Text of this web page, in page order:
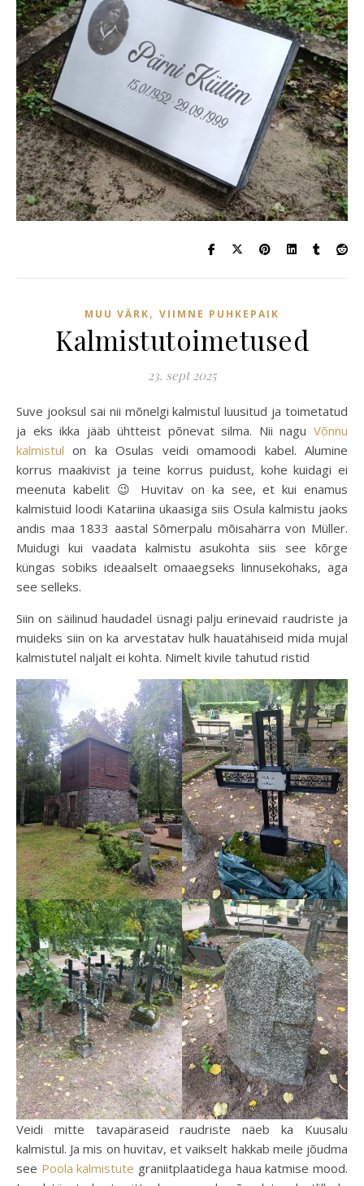
MUU VÄRK, VIIMNE PUHKEPAIK
Kalmistutoimetused
23. sept 2025
Suve jooksul sai nii mõnelgi kalmistul luusitud ja toimetatud
ja eks ikka jääb ühtteist põnevat silma. Nii nagu Võnnu
kalmistul on ka Osulas veidi omamoodi kabel. Alumine
korrus maakivist ja teine korrus puidust, kohe kuidagi ei
meenuta kabelit 😉 Huvitav on ka see, et kui enamus
kalmistuid loodi Katariina ukaasiga siis Osula kalmistu jaoks
andis maa 1833 aastal Sõmerpalu mõisahärra von Müller.
Muidugi kui vaadata kalmistu asukohta siis see kõrge
küngas sobiks ideaalselt omaaegseks linnusekohaks, aga
see selleks.
Siin on säilinud haudadel üsnagi palju erinevaid raudriste ja
muideks siin on ka arvestatav hulk hauatähiseid mida mujal
kalmistutel naljalt ei kohta. Nimelt kivile tahutud ristid
Veidi mitte tavapäraseid raudriste näeb ka Kuusalu
kalmistul. Ja mis on huvitav, et vaikselt hakkab meile jõudma
see Poola kalmistute graniitplaatidega haua katmise mood.